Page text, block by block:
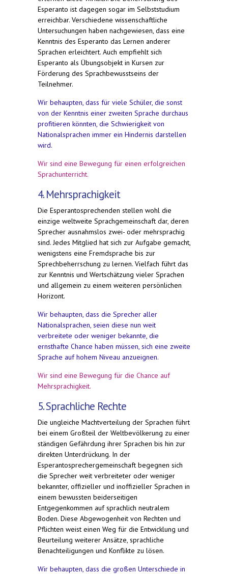
Esperanto ist dagegen sogar im Selbststudium
erreichbar. Verschiedene wissenschaftliche
Untersuchungen haben nachgewiesen, dass eine
Kenntnis des Esperanto das Lernen anderer
Sprachen erleichtert. Auch empfiehlt sich
Esperanto als Übungsobjekt in Kursen zur
Förderung des Sprachbewusstseins der
Teilnehmer.
Wir behaupten, dass für viele Schüler, die sonst
von der Kenntnis einer zweiten Sprache durchaus
profitieren könnten, die Schwierigkeit von
Nationalsprachen immer ein Hindernis darstellen
wird.
Wir sind eine Bewegung für einen erfolgreichen
Sprachunterricht.
4. Mehrsprachigkeit
Die Esperantosprechenden stellen wohl die
einzige weltweite Sprachgemeinschaft dar, deren
Sprecher ausnahmslos zwei- oder mehrsprachig
sind. Jedes Mitglied hat sich zur Aufgabe gemacht,
wenigstens eine Fremdsprache bis zur
Sprechbeherrschung zu lernen. Vielfach führt das
zur Kenntnis und Wertschätzung vieler Sprachen
und allgemein zu einem weiteren persönlichen
Horizont.
Wir behaupten, dass die Sprecher aller
Nationalsprachen, seien diese nun weit
verbreitete oder weniger bekannte, die
ernsthafte Chance haben müssen, sich eine zweite
Sprache auf hohem Niveau anzueignen.
Wir sind eine Bewegung für die Chance auf
Mehrsprachigkeit.
5. Sprachliche Rechte
Die ungleiche Machtverteilung der Sprachen führt
bei einem Großteil der Weltbevölkerung zu einer
ständigen Gefährdung ihrer Sprachen bis hin zur
direkten Unterdrückung. In der
Esperantosprechergemeinschaft begegnen sich
die Sprecher weit verbreiteter oder weniger
bekannter, offizieller und inoffizieller Sprachen in
einem bewussten beiderseitigen
Entgegenkommen auf sprachlich neutralem
Boden. Diese Abgewogenheit von Rechten und
Pflichten weist einen Weg für die Entwicklung und
Beurteilung weiterer Ansätze, sprachliche
Benachteiligungen und Konflikte zu lösen.
Wir behaupten, dass die großen Unterschiede in